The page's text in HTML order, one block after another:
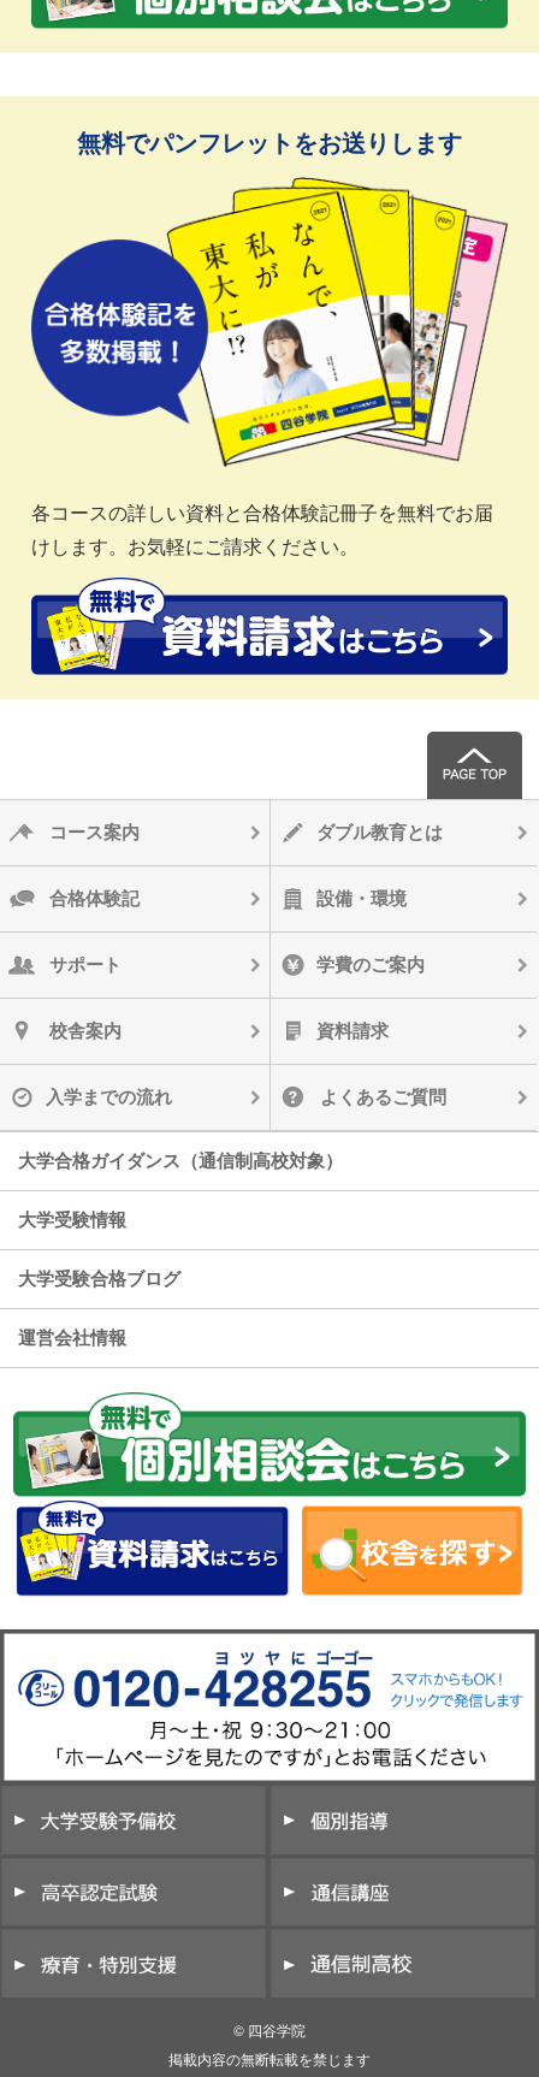
無料でパンフレットをお送りします
各コースの詳しい資料と合格体験記冊子を無料でお届
けします。お気軽にご請求ください。
コース案内 ダブル教育とは
合格体験記 設備・環境
サポート 学費のご案内
校舎案内 資料請求
入学までの流れ よくあるご質問
大学合格ガイダンス（通信制高校対象）
大学受験情報
大学受験合格ブログ
運営会社情報
© 四谷学院
掲載内容の無断転載を禁じます